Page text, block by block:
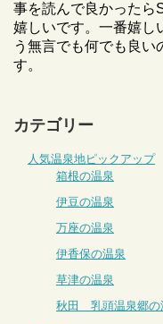
事を読んで良かったら
嬉しいです。一番嬉し
う無言でも何でも良
す。
カテゴリー
人気温泉地ピックアップ
箱根の温泉
伊豆の温泉
万座の温泉
伊香保の温泉
草津の温泉
秋田 乳頭温泉郷の